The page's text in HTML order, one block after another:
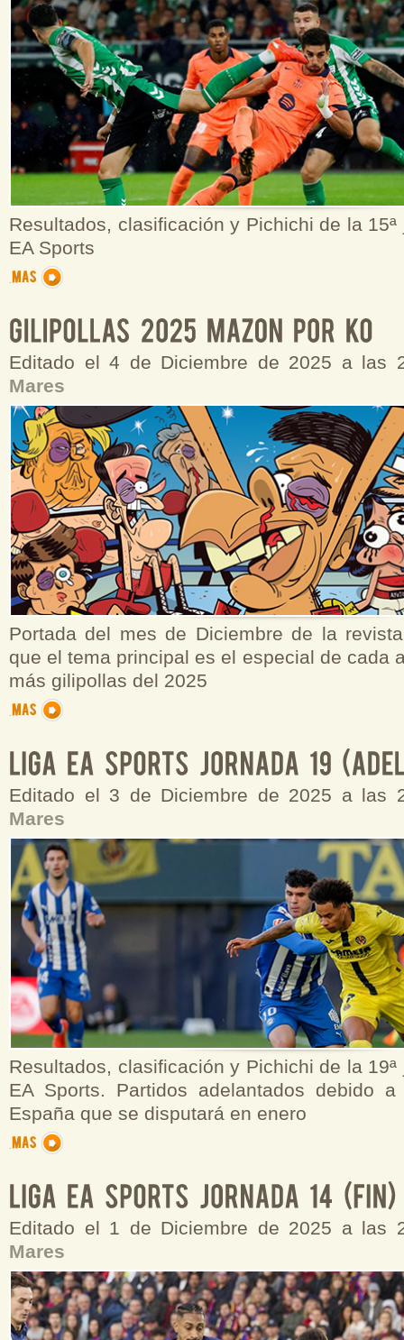
Resultados, clasificación y Pichichi de la
EA Sports
Editado el 4 de Diciembre de 2025 a las
Mares
Portada del mes de Diciembre de la
que el tema principal es el especial de cada
más gilipollas del 2025
Editado el 3 de Diciembre de 2025 a las
Mares
Resultados, clasificación y Pichichi de la
EA Sports. Partidos adelantados debido
España que se disputará en enero
Editado el 1 de Diciembre de 2025 a las
Mares